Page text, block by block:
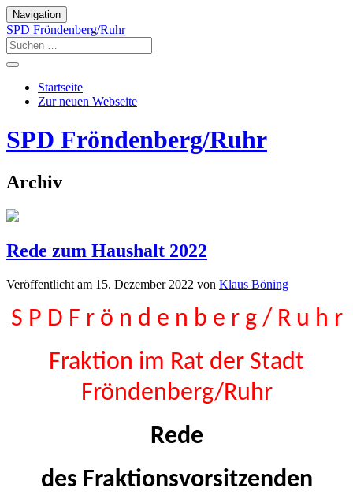
Navigation
SPD Fröndenberg/Ruhr
Startseite
Zur neuen Webseite
SPD Fröndenberg/Ruhr
Archiv
Rede zum Haushalt 2022
Veröffentlicht am 15. Dezember 2022 von Klaus Böning
S P D F r ö n d e n b e r g / R u h r
Fraktion im Rat der Stadt
Fröndenberg/Ruhr
Rede
des Fraktionsvorsitzenden